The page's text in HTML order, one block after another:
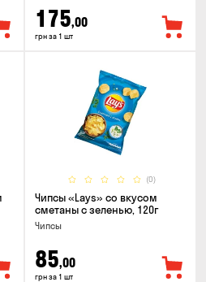
175,00
грн за 1 шт
(0)
Чипсы «Lays» со вкусом
сметаны с зеленью, 120г
Чипсы
85,00
грн за 1 шт